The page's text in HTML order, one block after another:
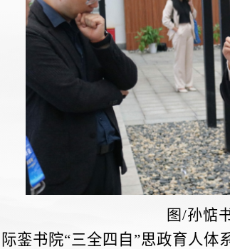
图/孙惦
际銮书院“三全四自”思政育人体